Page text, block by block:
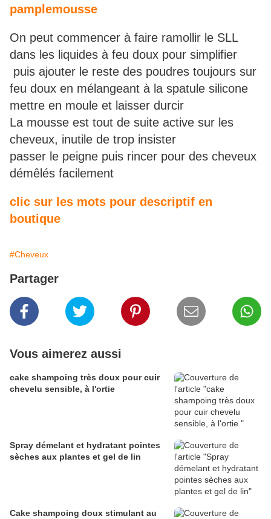
pamplemousse
On peut commencer à faire ramollir le SLL
dans les liquides à feu doux pour simplifier
puis ajouter le reste des poudres toujours sur
feu doux en mélangeant à la spatule silicone
mettre en moule et laisser durcir
La mousse est tout de suite active sur les
cheveux, inutile de trop insister
passer le peigne puis rincer pour des cheveux
démêlés facilement
clic sur les mots pour descriptif en
boutique
#Cheveux
Partager
Vous aimerez aussi
cake shampoing très doux pour cuir
chevelu sensible, à l'ortie
Spray démelant et hydratant pointes
sèches aux plantes et gel de lin
Cake shampoing doux stimulant au